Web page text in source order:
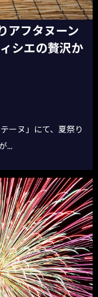
アフタヌーン
シエの贅沢か
ーヌ」にて、夏祭り
...